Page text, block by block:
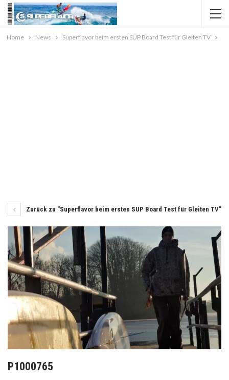
Home News Superflavor beim ersten SUP Board Test für Gleiten TV
Zurück zu "Superflavor beim ersten SUP Board Test für Gleiten TV"
P1000765